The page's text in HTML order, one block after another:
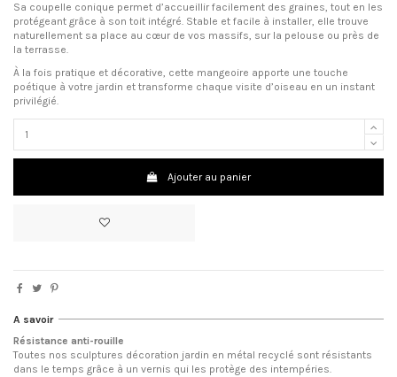
Sa coupelle conique permet d’accueillir facilement des graines, tout en les
protégeant grâce à son toit intégré. Stable et facile à installer, elle trouve
naturellement sa place au cœur de vos massifs, sur la pelouse ou près de
la terrasse.
À la fois pratique et décorative, cette mangeoire apporte une touche
poétique à votre jardin et transforme chaque visite d’oiseau en un instant
privilégié.
Ajouter au panier
A savoir
Résistance anti-rouille
Toutes nos sculptures décoration jardin en métal recyclé sont résistants
dans le temps grâce à un vernis qui les protège des intempéries.